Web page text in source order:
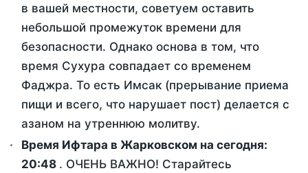
в вашей местности, советуем оставить
небольшой промежуток времени для
безопасности. Однако основа в том, что
время Сухура совпадает со временем
Фаджра. То есть Имсак (прерывание приема
пищи и всего, что нарушает пост) делается с
азаном на утреннюю молитву.
Время Ифтара в Жарковском на сегодня:
20:48 . ОЧЕНЬ ВАЖНО! Старайтесь